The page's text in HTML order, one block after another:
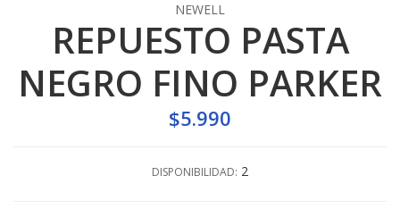
NEWELL
REPUESTO PASTA
NEGRO FINO PARKER
$5.990
DISPONIBILIDAD: 2